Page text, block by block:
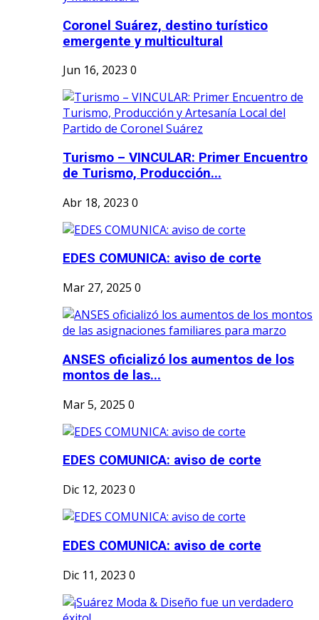
Coronel Suárez, destino turístico
emergente y multicultural
Jun 16, 2023 0
Turismo – VINCULAR: Primer Encuentro
de Turismo, Producción...
Abr 18, 2023 0
EDES COMUNICA: aviso de corte
Mar 27, 2025 0
ANSES oficializó los aumentos de los
montos de las...
Mar 5, 2025 0
EDES COMUNICA: aviso de corte
Dic 12, 2023 0
EDES COMUNICA: aviso de corte
Dic 11, 2023 0